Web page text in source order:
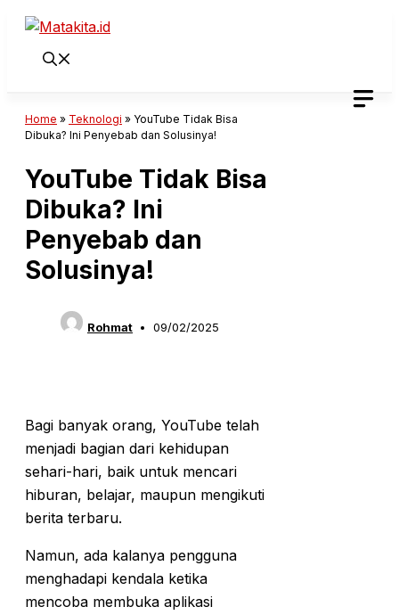
Langsung
Home » Teknologi » YouTube Tidak Bisa
Dibuka? Ini Penyebab dan Solusinya!
YouTube Tidak Bisa
Dibuka? Ini
Penyebab dan
Solusinya!
Rohmat 09/02/2025
Bagi banyak orang, YouTube telah
menjadi bagian dari kehidupan
sehari-hari, baik untuk mencari
hiburan, belajar, maupun mengikuti
berita terbaru.
Namun, ada kalanya pengguna
menghadapi kendala ketika
mencoba membuka aplikasi